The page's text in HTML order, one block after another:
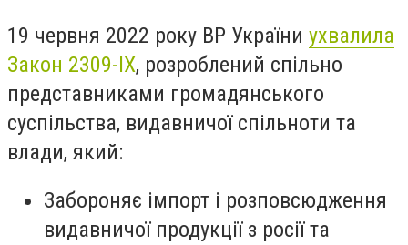
19 червня 2022 року ВР України ухвалила
Закон 2309-ІХ, розроблений спільно
представниками громадянського
суспільства, видавничої спільноти та
влади, який:
Забороняє імпорт і розповсюдження
видавничої продукції з росії та